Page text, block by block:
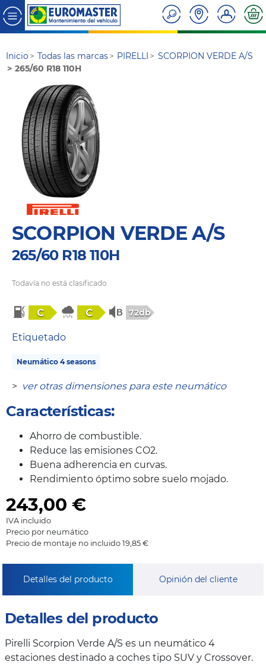
Inicio Todas las marcas PIRELLI
SCORPION VERDE A/S
265/60 R18 110H
SCORPION VERDE A/S
265/60 R18 110H
Todavía no está clasificado
C C 72db
Etiquetado
Neumático 4 seasons
> ver otras dimensiones para este neumático
Características:
Ahorro de combustible.
Reduce las emisiones CO2.
Buena adherencia en curvas.
Rendimiento óptimo sobre suelo mojado.
243,00 €
IVA incluido
Precio por neumático
Precio de montaje no incluido 19,85 €
Detalles del producto Opinión del cliente
Detalles del producto
Pirelli Scorpion Verde A/S es un neumático 4
estaciones destinado a coches tipo SUV y Crossover.